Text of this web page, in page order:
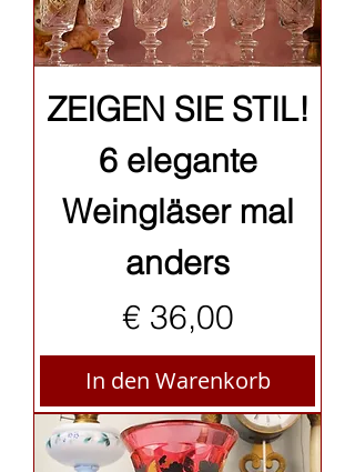
ZEIGEN SIE STIL!
6 elegante
Weingläser mal
anders
Preis
€ 36,00
In den Warenkorb